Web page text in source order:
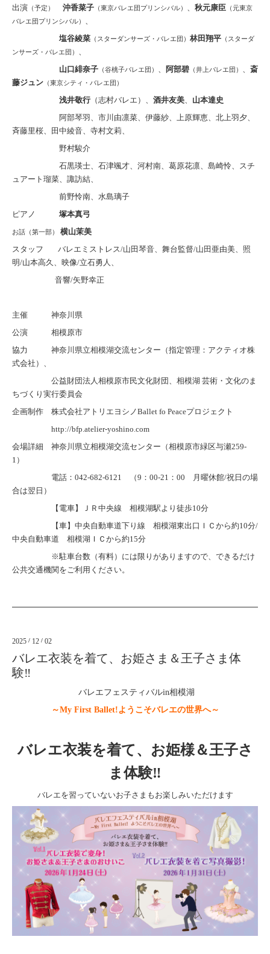
出演 （予定） 沖香菜子 （東京バレエ団プリンシバル） 、 秋元康臣 （元東京
バレエ団プリンシバル） 、
塩谷綾菜 （スターダンサーズ・バレエ団） 林田翔平 （スターダ
ンサーズ・バレエ団） 、
山口緋奈子 （谷桃子バレエ団） 、 阿部碧 （井上バレエ団） 、 斎
藤ジュン （東京シティ・バレエ団）
浅井敬行 （志村バレエ）、 酒井友美、 山本達史
阿部琴羽、市川由凛菜、伊藤紗、上原輝恵、北上羽夕、
斉藤里桜、田中綾音、 寺村文莉、
野村駿介
石黒瑛士、石津颯才、 河村南、葛原花凛、島崎怜、スチ
ュアート瑠菜、諏訪結、
前野怜南、水島璃子
ピアノ 塚本真弓
お話（第一部） 横山茉美
スタッフ
バレエミストレス/山田琴音、舞台監督/山田亜由美、照
明/山本高久、映像/立石勇人、
音響/矢野幸正
主催 神奈川県
公演 相模原市
協力 神奈川県立相模湖交流センター（指定管理：アクティオ株
式会社）、
公益財団法人相模原市民文化財団、 相模湖 芸術・文化のま
ちづくり実行委員会
企画制作 株式会社アトリエヨシノBallet fo Peaceプロジェクト
http://bfp.atelier-yoshino.com
会場詳細 神奈川県立相模湖交流センター（相模原市緑区与瀬259-
1）
電話：042-682-6121 （9：00-21：00 月曜休館/祝日の場
合は翌日）
【電車】ＪＲ中央線 相模湖駅より徒歩10分
【車】中央自動車道下り線 相模湖東出口ＩＣから約10分/
中央自動車道 相模湖ＩＣから約15分
※駐車台数（有料）には限りがありますので、できるだけ
公共交通機関をご利用ください。
2025 / 12 / 02
バレエ衣装を着て、お姫さま＆王子さま体
験‼
バレエフェスティバルin相模湖
～My First Ballet!ようこそバレエの世界へ～
バレエ衣装を着て、お姫様＆王子さ
ま体験‼
バレエを習っていないお子さまもお楽しみいただけます